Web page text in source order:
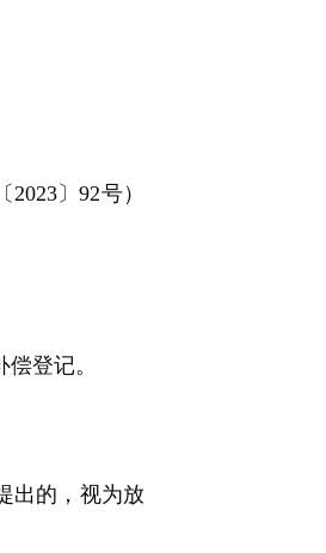
〕92号）
登记。
出的，视为放